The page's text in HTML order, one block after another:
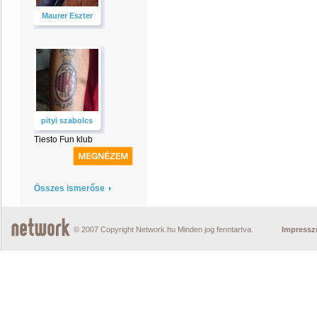
Maurer Eszter
pityi szabolcs
Tiesto Fun klub
Összes ismerőse
© 2007 Copyright Network.hu Minden jog fenntartva.